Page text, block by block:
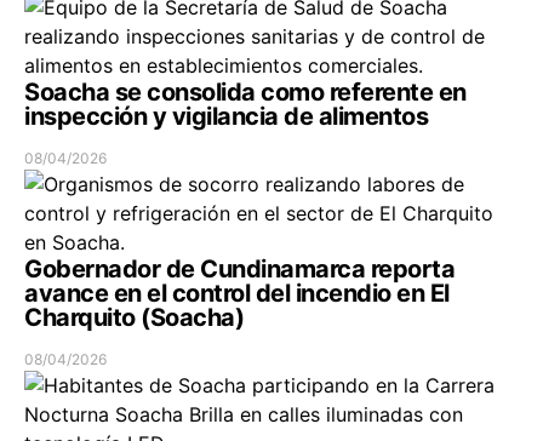
Soacha se consolida como referente en
inspección y vigilancia de alimentos
08/04/2026
Gobernador de Cundinamarca reporta
avance en el control del incendio en El
Charquito (Soacha)
08/04/2026